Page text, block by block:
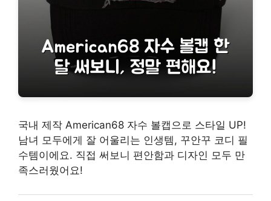
국내 제작 American68 자수 볼캡으로 스타일 UP!
남녀 모두에게 잘 어울리는 인생템, 꾸안꾸 코디 필
수템이에요. 직접 써보니 편안함과 디자인 모두 만
족스러웠어요!